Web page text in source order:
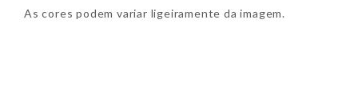
As cores podem variar ligeiramente da imagem.